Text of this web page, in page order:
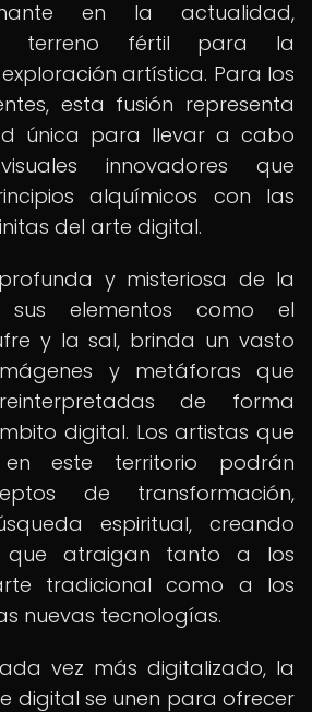
en la actualidad,
terreno fértil para la
artística. Para los
esta fusión representa
única para llevar a cabo
innovadores que
alquímicos con las
del arte digital.
y misteriosa de la
sus elementos como el
y la sal, brinda un vasto
y metáforas que
de forma
digital. Los artistas que
este territorio podrán
de transformación,
espiritual, creando
que atraigan tanto a los
tradicional como a los
nuevas tecnologías.
vez más digitalizado, la
digital se unen para ofrecer